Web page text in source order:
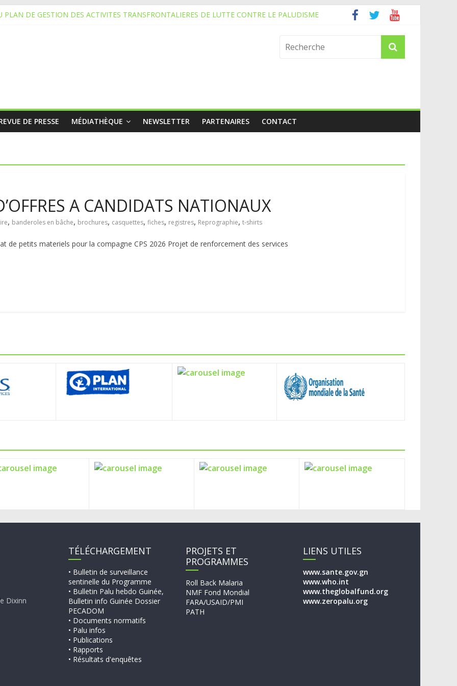
PLAN DE GESTION DES ACTIVITES TRANSFRONTALIERES DE LUTTE CONTRE LE PALUDISME
DE PRESSE MÉDIATHÈQUE NEWSLETTER PARTENAIRES CONTACT
A CANDIDATS NATIONAUX
, banderoles en bâche, brochures, casquettes, fiches, registres, Reprographie, t-shirts
de petits materiels pour la compagne CPS 2026 Projet de renforcement des services
Dixinn
TÉLÉCHARGEMENT
• Bulletin de surveillance
sentinelle du Programme
• Bulletin Palu hebdo Guinée,
Bulletin info Guinée Dossier
PECADOM
• Documents normatifs
• Palu infos
• Publications
• Rapports
• Résultats d'enquêtes
PROJETS ET
PROGRAMMES
Roll Back Malaria
NMF Fond Mondial
FARA/USAID/PMI
PATH
LIENS UTILES
www.sante.gov.gn
www.who.int
www.theglobalfund.org
www.zeropalu.org